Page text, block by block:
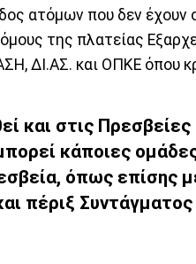
ατόμων που δεν έχουν
της πλατείας
ΔΙ.ΑΣ. και ΟΠΚΕ όπου
και στις
κάποιες
όπως επίσης
πέριξ Συντάγματος